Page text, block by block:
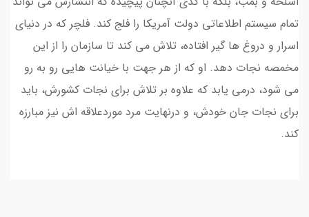
تمام سیستم اطلاعاتی دولت آمریکا را فلج کند. فلچر که در دنیای
اسرار و دروغ ها گیر افتاده، تلاش می کند تا سازمان را از این
مخمصه نجات دهد. او که از هر جهت با خیانت هایی رو به رو
می شود، درمی یابد که علاوه بر تلاش برای نجات کشورش، باید
برای نجات جان خودش، و درنهایت مرد موردعلاقه اش نیز مبارزه
کند.